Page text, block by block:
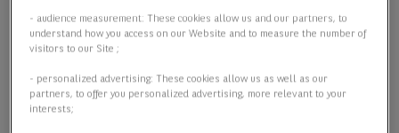
- audience measurement: These cookies allow us and our partners, to
understand how you access on our Website and to measure the number of
visitors to our Site ;
- personalized advertising: These cookies allow us as well as our
partners, to offer you personalized advertising, more relevant to your
interests;